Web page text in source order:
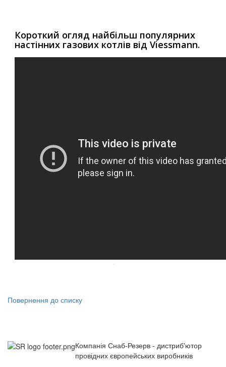
Короткий огляд найбільш популярних
настінних газових котлів від Viessmann.
Повернення до списку
Компанія Снаб-Резерв - дистриб'ютор
провідних європейських виробників